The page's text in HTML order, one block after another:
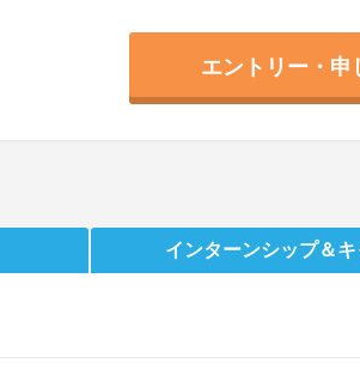
エントリー・申
インターンシップ＆